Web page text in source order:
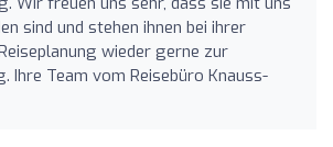
sind und stehen ihnen bei ihrer
wieder gerne zur
Ihre Team vom Reisebüro Knauss-